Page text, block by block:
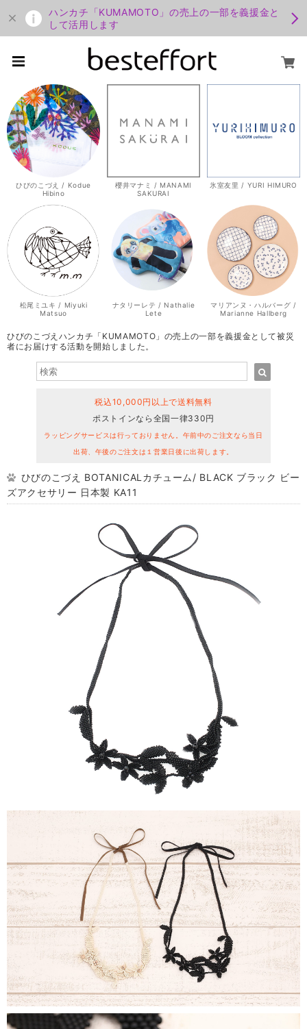
ハンカチ「KUMAMOTO」の売上の一部を義援金と
して活用します
ひびのこづえ / Kodue
Hibino
櫻井マナミ / MANAMI
SAKURAI
氷室友里 / YURI HIMURO
松尾ミユキ / Miyuki
Matsuo
ナタリーレテ / Nathalie
Lete
マリアンヌ・ハルバーグ /
Marianne Hallberg
ひびのこづえハンカチ「KUMAMOTO」の売上の一部を義援金として被災
者にお届けする活動を開始しました。
税込10,000円以上で送料無料
ポストインなら全国一律330円
ラッピングサービスは行っておりません。午前中のご注文なら当日
出荷、午後のご注文は１営業日後に出荷します。
ひびのこづえ BOTANICALカチューム/ BLACK ブラック ビー
ズアクセサリー 日本製 KA11